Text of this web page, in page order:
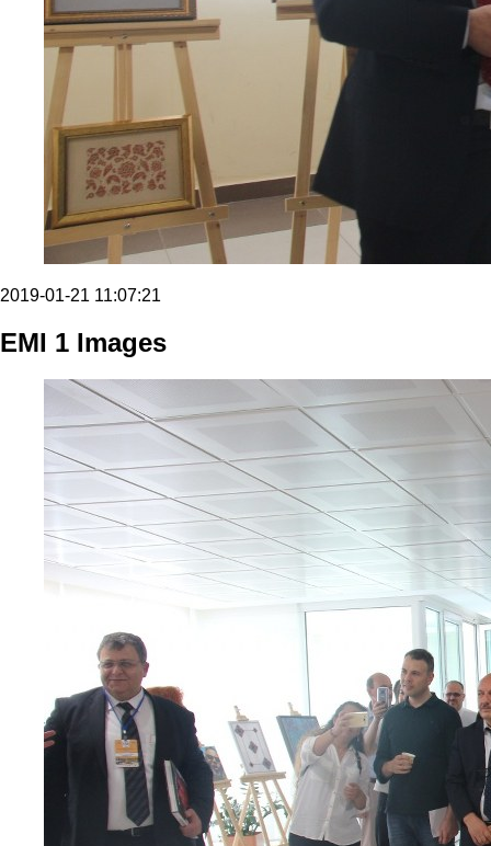
2019-01-21 11:07:21
EMI 1 Images